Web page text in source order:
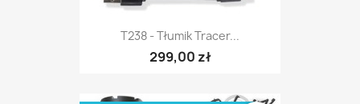
T238 - Tłumik Tracer...
299,00 zł